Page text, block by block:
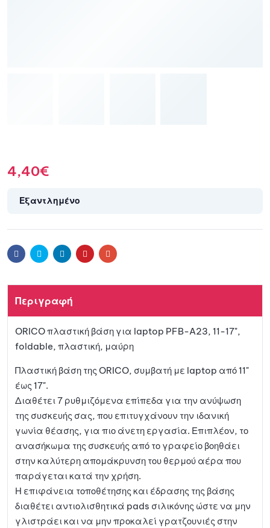
4,40€
Εξαντλημένο
FacebookTwitter LinkedinPinterestEmail
Περιγραφή
ORICO πλαστική βάση για laptop PFB-A23, 11-17",
foldable, πλαστική, μαύρη
Πλαστική βάση της ORICO, συμβατή με laptop από 11"
έως 17".
Διαθέτει 7 ρυθμιζόμενα επίπεδα για την ανύψωση
της συσκευής σας, που επιτυγχάνουν την ιδανική
γωνία θέασης, για πιο άνετη εργασία. Επιπλέον, το
ανασήκωμα της συσκευής από το γραφείο βοηθάει
στην καλύτερη απομάκρυνση του θερμού αέρα που
παράγεται κατά την χρήση.
Η επιφάνεια τοποθέτησης και έδρασης της βάσης
διαθέτει αντιολισθητικά pads σιλικόνης ώστε να μην
γλιστράει και να μην προκαλεί γρατζουνιές στην